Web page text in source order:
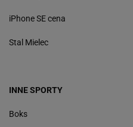
iPhone SE cena
Stal Mielec
INNE SPORTY
Boks